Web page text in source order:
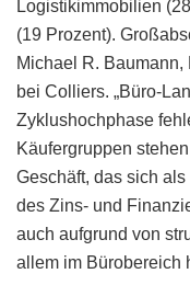
Logistikimmobilien
(19 Prozent).
Michael R.
bei Colliers. „Büro-
Zyklushochphase
Käufergruppen
Geschäft, das sich
des Zins- und
auch aufgrund von
allem im Bürobereich